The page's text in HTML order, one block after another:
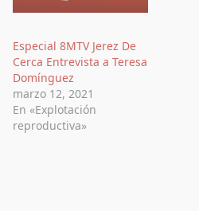
Especial 8MTV Jerez De
Cerca Entrevista a Teresa
Domínguez
marzo 12, 2021
En «Explotación
reproductiva»